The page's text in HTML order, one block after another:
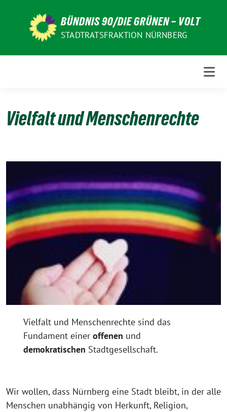
BÜNDNIS 90/DIE GRÜNEN – VOLT
STADTRATSFRAKTION NÜRNBERG
Vielfalt und Menschenrechte
Vielfalt und Menschenrechte sind das
Fundament einer offenen und
demokratischen Stadtgesellschaft.
Wir wollen, dass Nürnberg eine Stadt bleibt, in der alle
Menschen unabhängig von Herkunft, Religion,